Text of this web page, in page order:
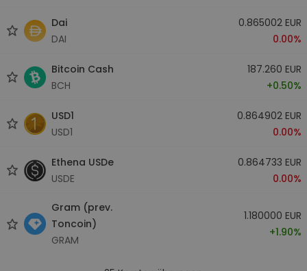
Dai
DAI
0.865002 EUR
0.00%
Bitcoin Cash
BCH
187.260 EUR
+0.50%
USD1
USD1
0.864902 EUR
0.00%
Ethena USDe
USDE
0.864733 EUR
0.00%
Gram (prev.
Toncoin)
GRAM
1.180000 EUR
+1.90%